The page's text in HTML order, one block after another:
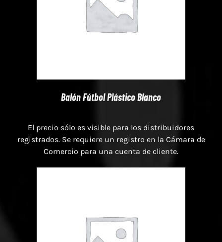
Balón Fútbol Plástico Blanco
El precio sólo es visible para los distribuidores
registrados. Se requiere un registro en la Cámara de
Comercio para una cuenta de cliente.